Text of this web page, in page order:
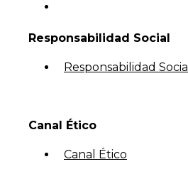
Responsabilidad Social
Responsabilidad Social
Canal Ético
Canal Ético